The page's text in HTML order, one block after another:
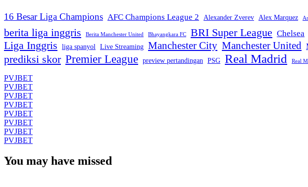
16 Besar Liga Champions AFC Champions League 2 Alexander Zverev Alex Marquez
berita liga inggris Berita Manchester United Bhayangkara FC BRI Super League Chelsea
Liga Inggris liga spanyol Live Streaming Manchester City Manchester United
prediksi skor Premier League preview pertandingan PSG Real Madrid Real
PVJBET
PVJBET
PVJBET
PVJBET
PVJBET
PVJBET
PVJBET
PVJBET
You may have missed